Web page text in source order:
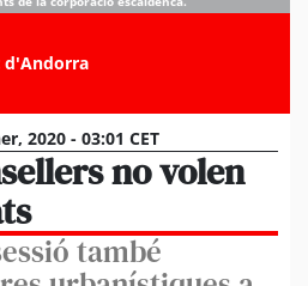
d'Andorra
2020 - 03:01 CET
no volen
també